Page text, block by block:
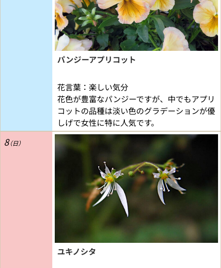
パンジーアプリコット
花言葉：楽しい気分
花色が豊富なパンジーですが、中でもアプリ
コットの品種は淡い色のグラデーションが優
しげで女性に特に人気です。
8
ユキノシタ